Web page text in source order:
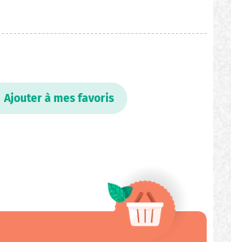
Ajouter à mes favoris